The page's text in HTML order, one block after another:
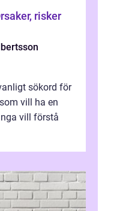
risker
sökord för
vill ha en
vill förstå